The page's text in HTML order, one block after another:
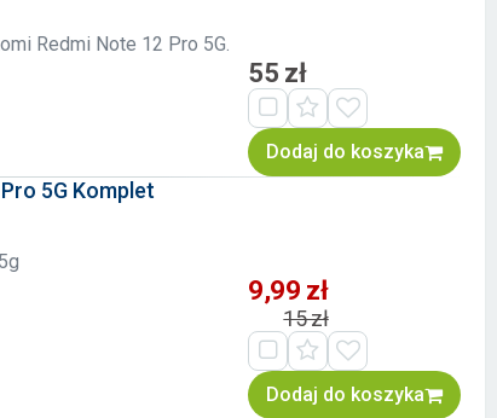
Redmi Note 12 Pro 5G.
55 zł
Dodaj do koszyka
5G Komplet
9,99 zł
15 zł
Dodaj do koszyka